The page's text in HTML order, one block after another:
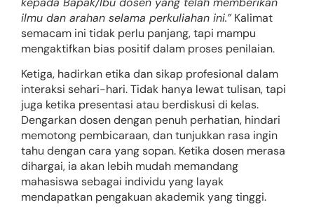
ilmu dan arahan selama perkuliahan ini.”Kalimat
semacam ini tidak perlu panjang, tapi mampu
mengaktifkan bias positif dalam proses penilaian.
Ketiga, hadirkan etika dan sikap profesional dalam
interaksi sehari-hari. Tidak hanya lewat tulisan, tapi
juga ketika presentasi atau berdiskusi di kelas.
Dengarkan dosen dengan penuh perhatian, hindari
memotong pembicaraan, dan tunjukkan rasa ingin
tahu dengan cara yang sopan. Ketika dosen merasa
dihargai, ia akan lebih mudah memandang
mahasiswa sebagai individu yang layak
mendapatkan pengakuan akademik yang tinggi.